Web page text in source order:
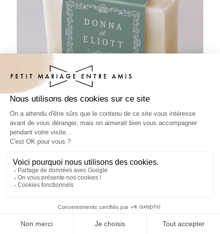
Habillage savon mariage Leonor